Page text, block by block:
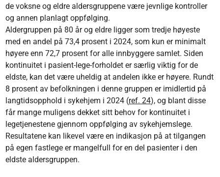
de voksne og eldre aldersgruppene være jevnlige kontroller
og annen planlagt oppfølging.
Aldergruppen på 80 år og eldre ligger som tredje høyeste
med en andel på 73,4 prosent i 2024, som kun er minimalt
høyere enn 72,7 prosent for alle innbyggere samlet. Siden
kontinuitet i pasient-lege-forholdet er særlig viktig for de
eldste, kan det være uheldig at andelen ikke er høyere. Rundt
8 prosent av befolkningen i denne gruppen er imidlertid på
langtidsopphold i sykehjem i 2024 (ref. 24), og blant disse
får mange muligens dekket sitt behov for kontinuitet i
legetjenestene gjennom oppfølging av sykehjemslege.
Resultatene kan likevel være en indikasjon på at tilgangen
på egen fastlege er mangelfull for en del pasienter i den
eldste aldersgruppen.